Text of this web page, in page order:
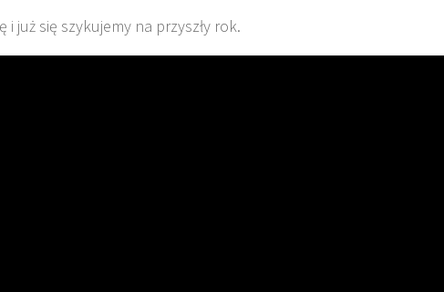
już się szykujemy na przyszły rok.